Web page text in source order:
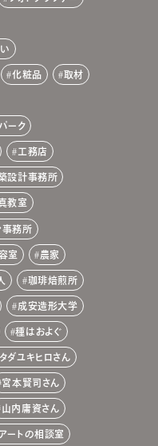
化粧品 取材
ーク
工務店
設計事務所
教室
事務所
室 農家
珈琲焙煎所
成安造形大学
種はおよぐ
タダユキヒロさん
宮本賢司さん
山内庸資さん
ートの相談室